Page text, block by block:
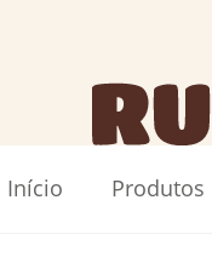
Início Produtos